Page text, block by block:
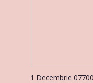
1 Decembrie